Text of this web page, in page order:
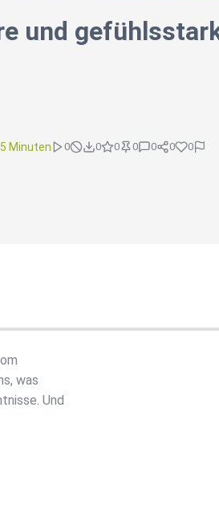
und
Minuten 0 0 0 0 0 0 0
was
Und